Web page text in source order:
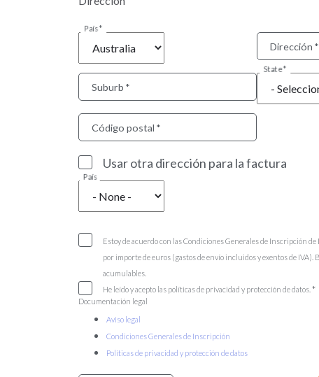
País
Dirección
Suburb
State
Código postal
Usar otra dirección para la factura
País
Estoy de acuerdo con las Condiciones Generales de Inscripción
por importe de euros (gastos de envío incluidos y exentos de IVA).
acumulables.
He leído y acepto las políticas de privacidad y protección de datos.
Documentación legal
Aviso legal
Condiciones Generales de Inscripción
Políticas de privacidad y protección de datos